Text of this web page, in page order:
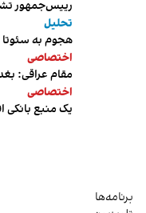
رییس‌جمهور
تحلیل
هجوم به سئوتا
اختصاصی
مقام عراقی:
اختصاصی
یک منبع
برنامه‌ها